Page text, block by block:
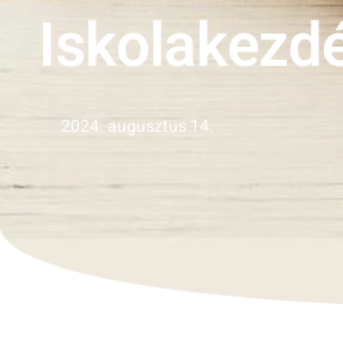
2024. augusztus 14.